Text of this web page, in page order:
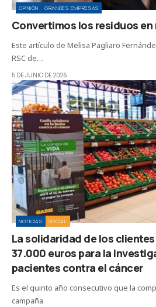
OPINIÓN GRANDES EMPRESAS
Convertimos los residuos en
Este artículo de Melisa Pagliaro
RSC de…
5 DE JUNIO DE 2026
NOTICIAS SOCIAL
La solidaridad de los
37.000 euros para la
pacientes contra el cáncer
Es el quinto año consecutivo que la
campaña